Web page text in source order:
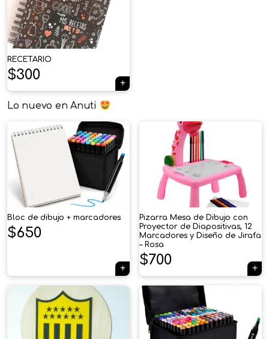
RECETARIO
$300
Lo nuevo en Anuti
Bloc de dibujo + marcadores
$650
Pizarra Mesa de Dibujo con
Proyector de Diapositivas, 12
Marcadores y Diseño de Jirafa
– Rosa
$700